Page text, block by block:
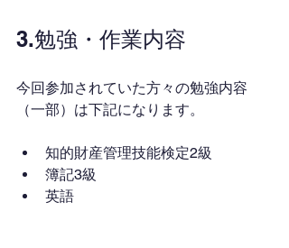
3.勉強・作業内容
今回参加されていた方々の勉強内容
（一部）は下記になります。
知的財産管理技能検定2級
簿記3級
英語